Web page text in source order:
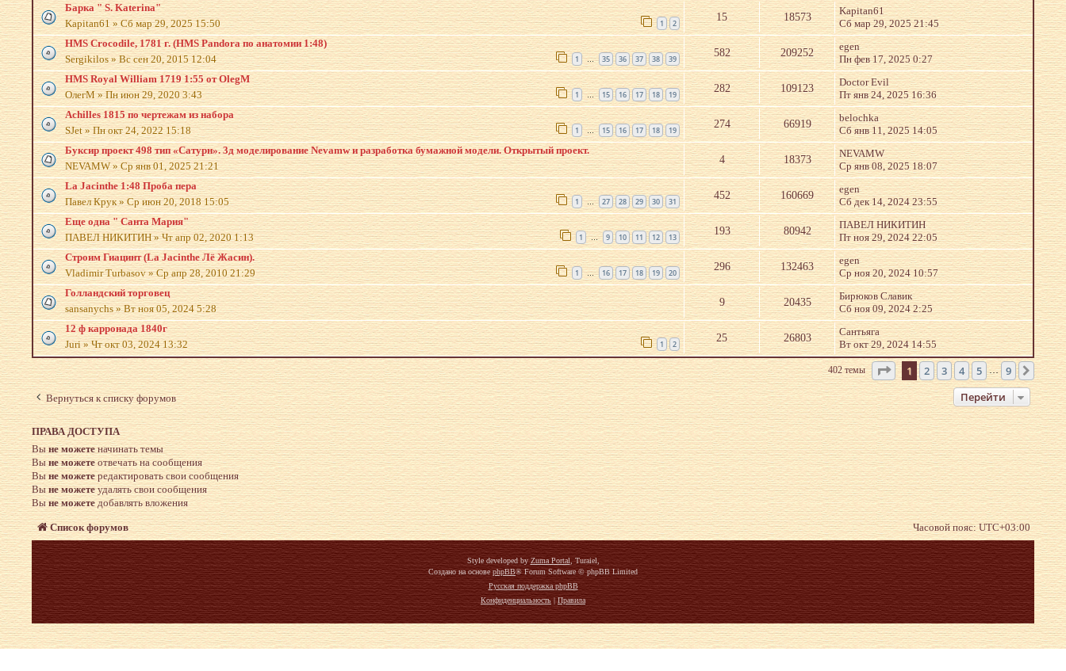
Барка " S. Katerina"
Kapitan61»Сб мар 29, 2025 15:50 1 2
15 18573
Kapitan61
Сб мар 29, 2025 21:45
HMS Crocodile, 1781 г. (HMS Pandora по анатомии 1:48)
Sergikilos»Вс сен 20, 2015 12:04 1 … 35 36 37 38 39
582 209252
egen
Пн фев 17, 2025 0:27
HMS Royal William 1719 1:55 от OlegM
ОлегМ»Пн июн 29, 2020 3:43 1 … 15 16 17 18 19
282 109123
Doctor Evil
Пт янв 24, 2025 16:36
Achilles 1815 по чертежам из набора
SJet»Пн окт 24, 2022 15:18 1 … 15 16 17 18 19
274 66919
belochka
Сб янв 11, 2025 14:05
Буксир проект 498 тип «Сатурн». 3д моделирование Nevamw и разработка бумажной модели. Открытый проект.
NEVAMW»Ср янв 01, 2025 21:21
4 18373
NEVAMW
Ср янв 08, 2025 18:07
La Jacinthe 1:48 Проба пера
Павел Крук»Ср июн 20, 2018 15:05 1 … 27 28 29 30 31
452 160669
egen
Сб дек 14, 2024 23:55
Еще одна " Санта Мария"
ПАВЕЛ НИКИТИН»Чт апр 02, 2020 1:13 1 … 9 10 11 12 13
193 80942
ПАВЕЛ НИКИТИН
Пт ноя 29, 2024 22:05
Строим Гиацинт (La Jacinthe Лё Жасин).
Vladimir Turbasov»Ср апр 28, 2010 21:29 1 … 16 17 18 19 20
296 132463
egen
Ср ноя 20, 2024 10:57
Голландский торговец
sansanychs»Вт ноя 05, 2024 5:28
9 20435
Бирюков Славик
Сб ноя 09, 2024 2:25
12 ф карронада 1840г
Juri»Чт окт 03, 2024 13:32 1 2
25 26803
Сантьяга
Вт окт 29, 2024 14:55
402 темы Страница1 из 9
1 2 3 4 5 … 9 След.
Вернуться к списку форумов Перейти
ПРАВА ДОСТУПА
Выне можетеначинать темы
Выне можетеотвечать на сообщения
Выне можетередактировать свои сообщения
Выне можетеудалять свои сообщения
Выне можете добавлять вложения
Список форумов Часовой пояс:UTC+03:00
Style developed byZuma Portal, Turaiel,
Создано на основе phpBB® Forum Software © phpBB Limited
Русская поддержка phpBB
Конфиденциальность| Правила